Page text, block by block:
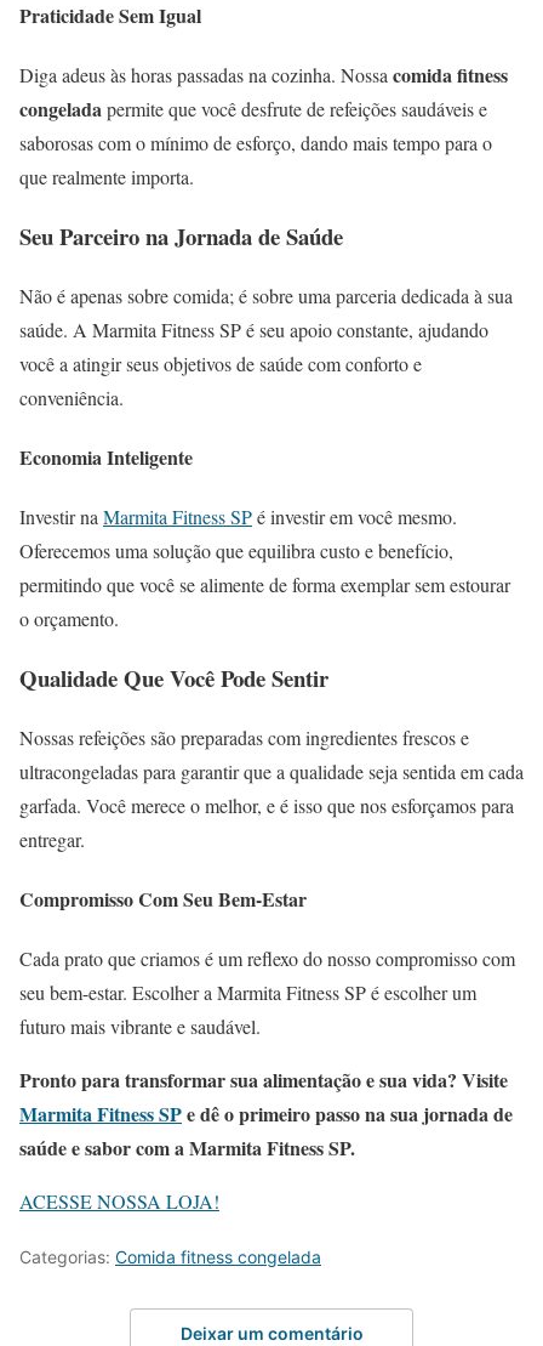
Praticidade Sem Igual
Diga adeus às horas passadas na cozinha. Nossacomida fitness
congeladapermite que você desfrute de refeições saudáveis e
saborosas com o mínimo de esforço, dando mais tempo para o
que realmente importa.
Seu Parceiro na Jornada de Saúde
Não é apenas sobre comida; é sobre uma parceria dedicada à sua
saúde. A Marmita Fitness SP é seu apoio constante, ajudando
você a atingir seus objetivos de saúde com conforto e
conveniência.
Economia Inteligente
Investir naMarmita Fitness SPé investir em você mesmo.
Oferecemos uma solução que equilibra custo e benefício,
permitindo que você se alimente de forma exemplar sem estourar
o orçamento.
Qualidade Que Você Pode Sentir
Nossas refeições são preparadas com ingredientes frescos e
ultracongeladas para garantir que a qualidade seja sentida em cada
garfada. Você merece o melhor, e é isso que nos esforçamos para
entregar.
Compromisso Com Seu Bem-Estar
Cada prato que criamos é um reflexo do nosso compromisso com
seu bem-estar. Escolher a Marmita Fitness SP é escolher um
futuro mais vibrante e saudável.
Pronto para transformar sua alimentação e sua vida? Visite
Marmita Fitness SPe dê o primeiro passo na sua jornada de
saúde e sabor com a Marmita Fitness SP.
ACESSE NOSSA LOJA!
Categorias: Comida fitness congelada
Deixar um comentário